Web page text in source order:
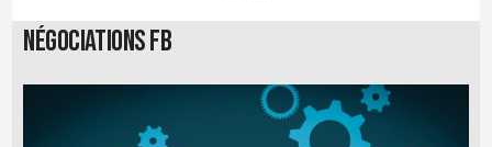
Négociations FB